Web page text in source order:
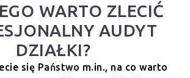
WARTO ZLECIĆ
AUDYT
DZIAŁKI?
się Państwo m.in., na co warto